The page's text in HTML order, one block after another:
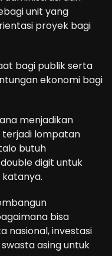
unit yang
proyek bagi
bagi publik serta
ekonomi bagi
menjadikan
terjadi lompatan
butuh
digit untuk
bisa
nasional, investasi
asing untuk